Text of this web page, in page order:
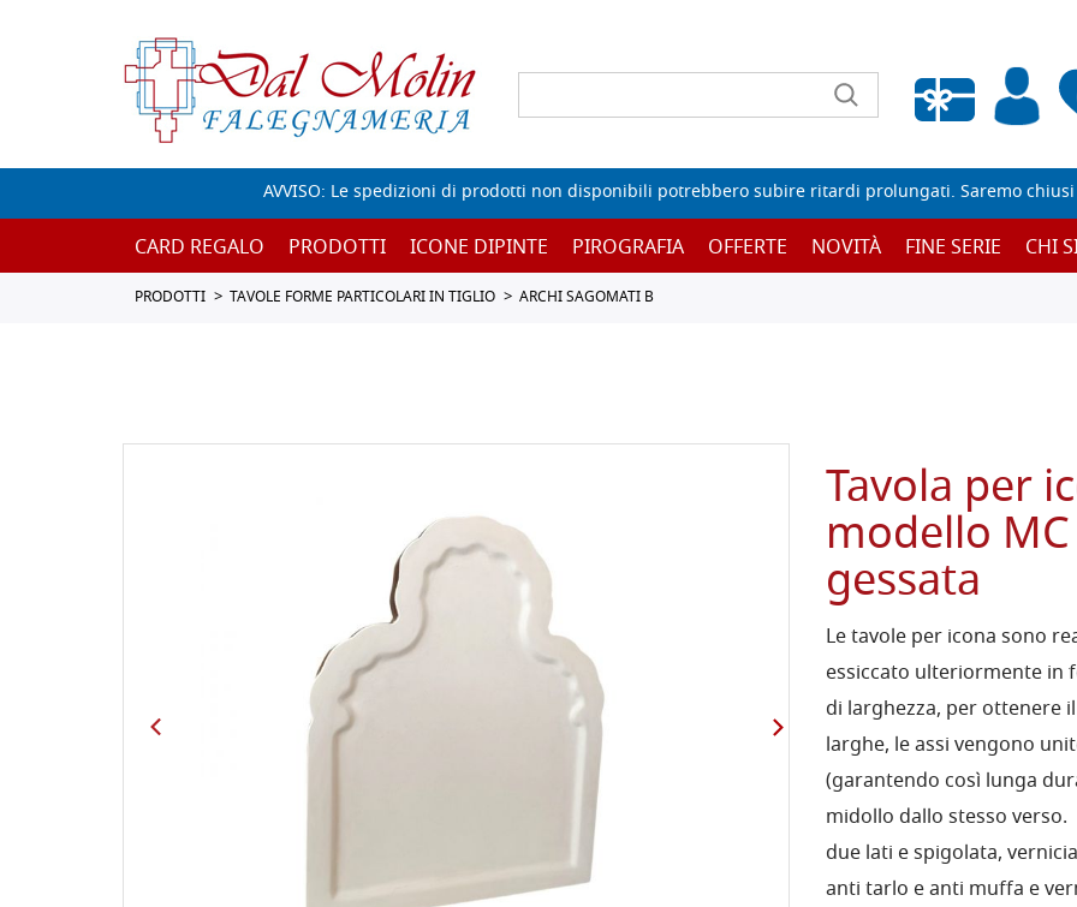
Wishlist vuota
AVVISO: Le spedizioni di prodotti non disponibili potrebbero subire ritardi prolungati. Saremo
CARD REGALO PRODOTTI ICONE DIPINTE PIROGRAFIA OFFERTE NOVITÀ FINE SERIE CHI
PRODOTTI TAVOLE FORME PARTICOLARI IN TIGLIO ARCHI SAGOMATI B
Tavola per
modello
gessata
Le tavole per icona sono
essiccato ulteriormente in
di larghezza, per ottenere
larghe, le assi vengono
(garantendo così lunga
midollo dallo stesso verso.
due lati e spigolata,
anti tarlo e anti muffa e